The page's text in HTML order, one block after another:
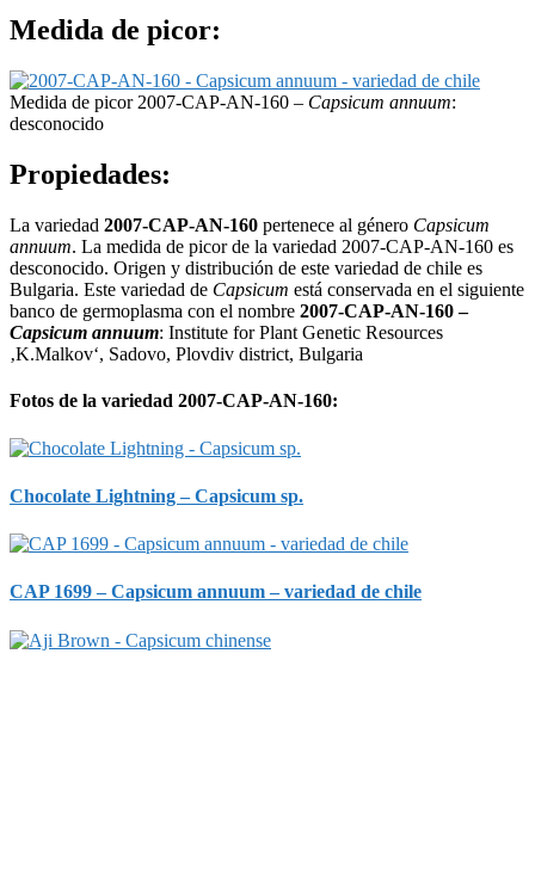
Medida de picor:
Medida de picor 2007-CAP-AN-160 – Capsicum annuum:
desconocido
Propiedades:
La variedad 2007-CAP-AN-160 pertenece al género Capsicum
annuum. La medida de picor de la variedad 2007-CAP-AN-160 es
desconocido. Origen y distribución de este variedad de chile es
Bulgaria. Este variedad de Capsicum está conservada en el siguiente
banco de germoplasma con el nombre 2007-CAP-AN-160 –
Capsicum annuum: Institute for Plant Genetic Resources
‚K.Malkov‘, Sadovo, Plovdiv district, Bulgaria
Fotos de la variedad 2007-CAP-AN-160:
Chocolate Lightning – Capsicum sp.
CAP 1699 – Capsicum annuum – variedad de chile